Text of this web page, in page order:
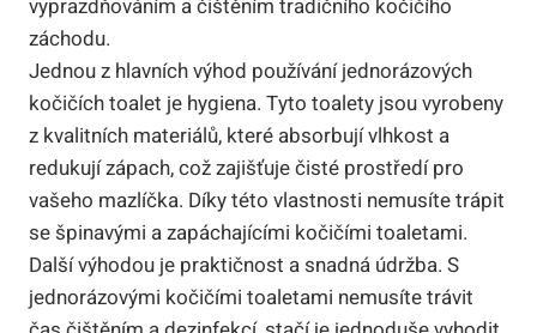
vyprazdňováním a čištěním tradičního kočičího
záchodu.
Jednou z hlavních výhod používání jednorázových
kočičích toalet je hygiena. Tyto toalety jsou vyrobeny
z kvalitních materiálů, které absorbují vlhkost a
redukují zápach, což zajišťuje čisté prostředí pro
vašeho mazlíčka. Díky této vlastnosti nemusíte trápit
se špinavými a zapáchajícími kočičími toaletami.
Další výhodou je praktičnost a snadná údržba. S
jednorázovými kočičími toaletami nemusíte trávit